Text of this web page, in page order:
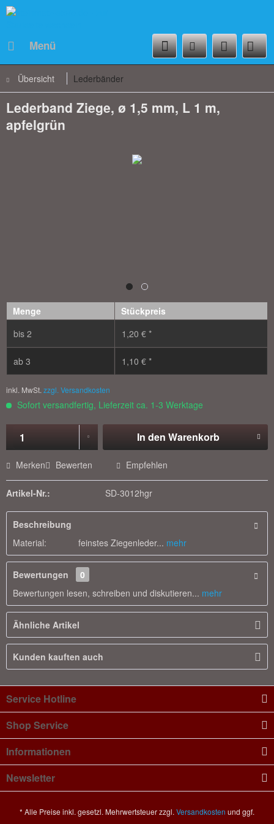
Menü
Übersicht Lederbänder
Lederband Ziege, ø 1,5 mm, L 1 m,
apfelgrün
Menge
Stückpreis
bis 2 1,20 € *
ab 3 1,10 € *
inkl. MwSt. zzgl. Versandkosten
Sofort versandfertig, Lieferzeit ca. 1-3 Werktage
In den Warenkorb
Merken Bewerten Empfehlen
Artikel-Nr.: SD-3012hgr
Beschreibung
Material: feinstes Ziegenleder... mehr
Bewertungen
0
Bewertungen lesen, schreiben und diskutieren... mehr
Ähnliche Artikel
Kunden kauften auch
Service Hotline
Shop Service
Informationen
Newsletter
* Alle Preise inkl. gesetzl. Mehrwertsteuer zzgl. Versandkosten und ggf.